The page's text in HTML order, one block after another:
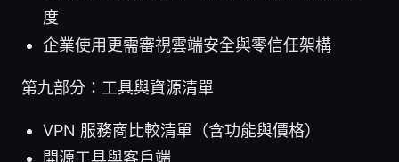
度
企業使用更需審視雲端安全與零信任架構
第九部分：工具與資源清單
VPN 服務商比較清單（含功能與價格）
開源工具與客戶端